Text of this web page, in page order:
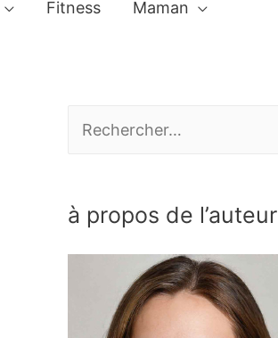
Fitness Maman
h
à propos de l’auteur